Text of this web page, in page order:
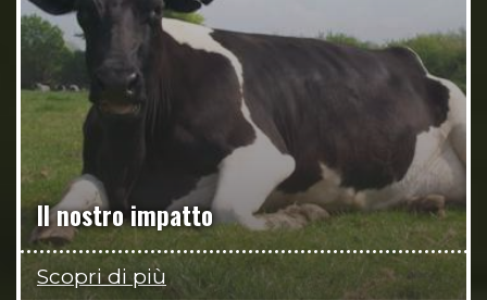
Il nostro impatto
Scopri di più